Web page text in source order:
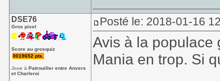
DSE76
Gros pixel
Score au grosquiz
0019652 pts.
Joue àPatrouiller entre Anvers
et Charleroi
Posté le: 2018-01-16
Avis à la populace
Mania en trop. Si